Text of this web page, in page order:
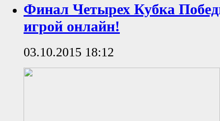
Финал Четырех Кубка
игрой онлайн!
03.10.2015 18:12